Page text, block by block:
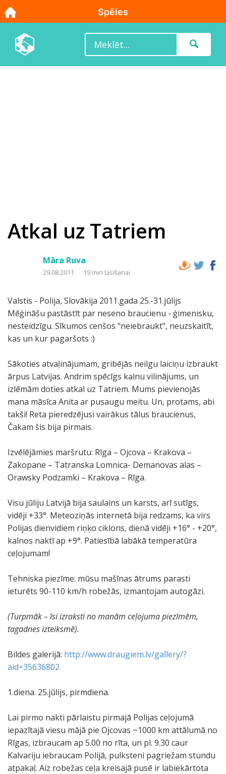
Atkal uz Tatriem
Māra Ruva
29.08.2011 19 min lasīšanai
Valstis - Polija, Slovākija 2011.gada 25.-31.jūlijs
Mēģināšu pastāstīt par neseno braucienu - ģimenisku,
nesteidzīgu. Sīkumos cenšos "neiebraukt", neuzskaitīt,
kas un kur pagaršots :)
Sākoties atvaļinājumam, gribējās neilgu laiciņu izbraukt
ārpus Latvijas. Andrim spēcīgs kalnu vilinājums, un
izlēmām doties atkal uz Tatriem. Mums pievienojās
mana māsīca Anita ar pusaugu meitu. Un, protams, abi
takši! Reta pieredzējusi vairākus tālus braucienus,
Čakam šis bija pirmais.
Izvēlējāmies maršrutu: Rīga – Ojcova – Krakova –
Zakopane – Tatranska Lomnica- Demanovas alas –
Orawsky Podzamki – Krakova – Rīga.
Visu jūliju Latvijā bija saulains un karsts, arī sutīgs,
vidēji +33°. Meteoziņās internetā bija redzams, ka virs
Polijas dienvidiem riņķo ciklons, dienā vidēji +16° - +20°,
kalnos naktī ap +9°. Patiesībā labākā temperatūra
ceļojumam!
Tehniska piezīme: mūsu mašīnas ātrums parasti
ieturēts 90-110 km/h robežās, izmantojam autogāzi.
(Turpmāk – īsi izraksti no manām ceļojuma piezīmēm,
tagadnes izteiksmē).
Bildes galerijā: http://www.draugiem.lv/gallery/?
aid=35636802
1.diena. 25.jūlijs, pirmdiena.
Lai pirmo nakti pārlaistu pirmajā Polijas ceļojumā
iepazītajā viesu mājā pie Ojcovas ~1000 km attālumā no
Rīgas, izbraucam ap 5.00 no rīta, un pl. 9.30 caur
Kalvariju iebraucam Polijā, pulksteni pagriežam stundu
atpakaļ. Aiz robežas ceļa kreisajā pusē ir labiekārtota